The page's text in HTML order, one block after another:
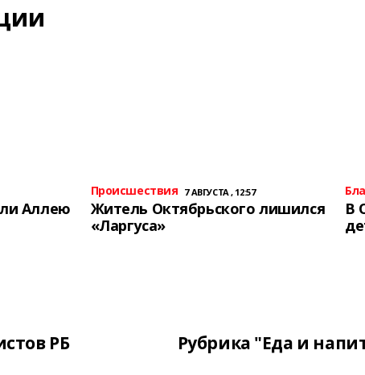
Аллею
Происшествия 7 АВГУСТА , 12:57
Житель Октябрьского лишился
«Ларгуса»
В
РБ Рубрика "Еда и